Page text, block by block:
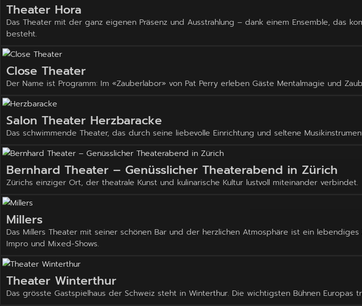
Theater Hora
Das Theater mit der ganz eigenen Präsenz und Ausstrahlung – dank einem Ensemble, das
besteht.
Close Theater
Der Name ist Programm: Im «Zauberlabor» von Pat Perry erleben Gäste Mentalmagie und
Salon Theater Herzbaracke
Das schwimmende Theater, das durch seine liebevolle Einrichtung und seltene
Bernhard Theater – Genüsslicher Theaterabend in Zürich
Zürichs einziger Ort, der theatrale Kunst und kulinarische Kultur lustvoll miteinander verbindet.
Millers
Das Millers Theater mit seiner schönen Bar und der herzlichen Atmosphäre ist ein lebendiges
Impro und Mixed-Shows.
Theater Winterthur
Das grösste Gastspielhaus der Schweiz steht in Winterthur. Die wichtigsten Bühnen Europas